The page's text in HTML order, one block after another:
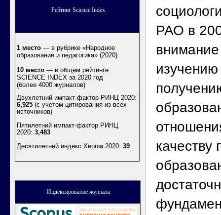
Рейтинг Science Index
1 место — в рубрике «Народное
образование и педагогика» (2020)
10 место — в общем рейтинге
SCIENCE INDEX за 2020 год
(более 4000 журналов)
Двухлетний импакт-фактор РИНЦ 2020:
6,925 (с учетом цитирования из всех
источников)
Пятилетний импакт-фактор РИНЦ
2020: 3,483
Десятилетний индекс Хирша 2020: 39
Индексирование журнала
РАО в
качеству